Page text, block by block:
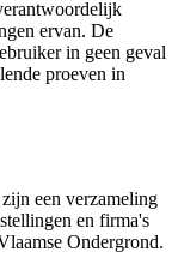
ervan. De
in geen geval
proeven in
een verzameling
en firma's
Ondergrond.